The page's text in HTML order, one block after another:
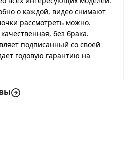
о каждой, видео снимают
рассмотреть можно.
без брака.
подписанный со своей
годовую гарантию на